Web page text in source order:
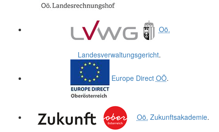
Oö.
Landesverwaltungsgericht.
Europe Direct OÖ.
Oö. Zukunftsakademie.